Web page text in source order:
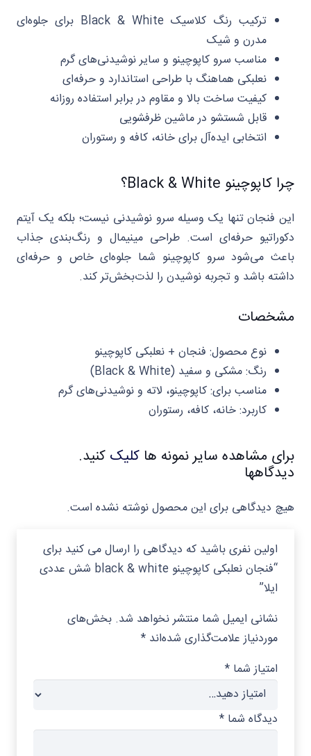
ترکیب رنگ کلاسیک Black & White برای جلوه‌ای
مدرن و شیک
مناسب سرو کاپوچینو و سایر نوشیدنی‌های گرم
نعلبکی هماهنگ با طراحی استاندارد و حرفه‌ای
کیفیت ساخت بالا و مقاوم در برابر استفاده روزانه
قابل شستشو در ماشین ظرفشویی
انتخابی ایده‌آل برای خانه، کافه و رستوران
چرا کاپوچینو Black & White؟
این فنجان تنها یک وسیله سرو نوشیدنی نیست؛ بلکه یک آیتم
دکوراتیو حرفه‌ای است. طراحی مینیمال و رنگ‌بندی جذاب
باعث می‌شود سرو کاپوچینو شما جلوه‌ای خاص و حرفه‌ای
داشته باشد و تجربه نوشیدن را لذت‌بخش‌تر کند.
مشخصات
نوع محصول: فنجان + نعلبکی کاپوچینو
رنگ: مشکی و سفید (Black & White)
مناسب برای: کاپوچینو، لاته و نوشیدنی‌های گرم
کاربرد: خانه، کافه، رستوران
برای مشاهده سایر نمونه ها کلیک کنید.
دیدگاهها
هیچ دیدگاهی برای این محصول نوشته نشده است.
اولین نفری باشید که دیدگاهی را ارسال می کنید برای
“فنجان نعلبکی کاپوچینو black & white شش عددی
ایلا”
نشانی ایمیل شما منتشر نخواهد شد. بخش‌های
موردنیاز علامت‌گذاری شده‌اند *
امتیاز شما *
دیدگاه شما *